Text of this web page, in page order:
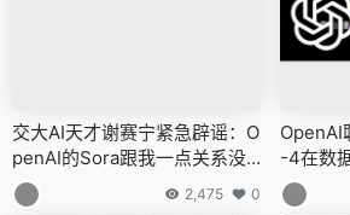
交大AI天才谢赛宁紧急辟谣：O
penAI的Sora跟我一点关系没
有，不要误传
2,475 0
OpenAI
-4在数
雄心